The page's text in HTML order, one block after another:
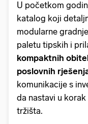
U početkom
katalog koji
modularne
paletu tipskih i
kompaktnih
poslovnih
komunikacije s
da nastavi u
tržišta.